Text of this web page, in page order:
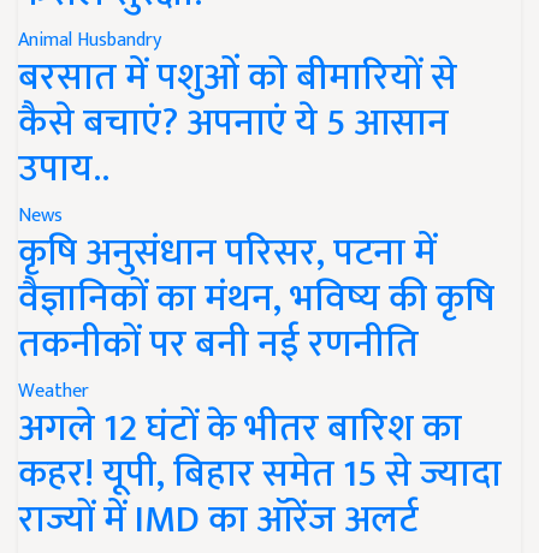
Animal Husbandry
बरसात में पशुओं को बीमारियों से
कैसे बचाएं? अपनाएं ये 5 आसान
उपाय..
News
कृषि अनुसंधान परिसर, पटना में
वैज्ञानिकों का मंथन, भविष्य की कृषि
तकनीकों पर बनी नई रणनीति
Weather
अगले 12 घंटों के भीतर बारिश का
कहर! यूपी, बिहार समेत 15 से ज्यादा
राज्यों में IMD का ऑरेंज अलर्ट